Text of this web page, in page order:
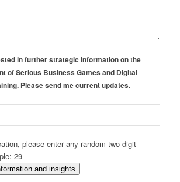
in further strategic information on the
of Serious Business Games and Digital
Please send me current updates.
please enter any random two digit
29
and insights